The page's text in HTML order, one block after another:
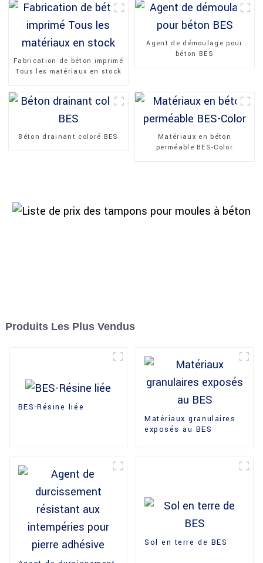
Fabrication de béton imprimé
Tous les matériaux en stock
Agent de démoulage pour
béton BES
Béton drainant coloré BES
Matériaux en béton
perméable BES-Color
Produits Les Plus Vendus
BES-Résine liée
Matériaux granulaires
exposés au BES
Sol en terre de BES